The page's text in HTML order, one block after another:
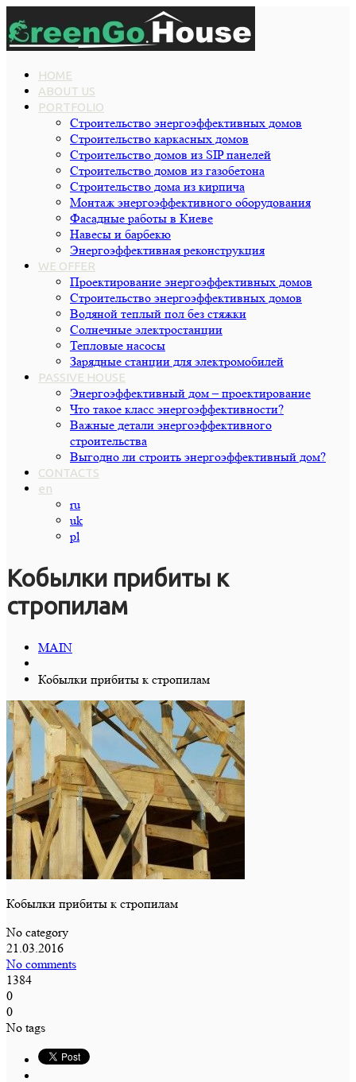
HOME
ABOUT US
PORTFOLIO
Строительство энергоэффективных домов
Строительство каркасных домов
Строительство домов из SIP панелей
Строительство домов из газобетона
Строительство дома из кирпича
Монтаж энергоэффективного оборудования
Фасадные работы в Киеве
Навесы и барбекю
Энергоэффективная реконструкция
WE OFFER
Проектирование энергоэффективных домов
Строительство энергоэффективных домов
Водяной теплый пол без стяжки
Cолнечные электростанции
Тепловые насосы
Зарядные станции для электромобилей
PASSIVE HOUSE
Энергоэффективный дом – проектирование
Что такое класс энергоэффективности?
Важные детали энергоэффективного
строительства
Выгодно ли строить энергоэффективный дом?
CONTACTS
en
ru
uk
pl
Кобылки прибиты к
стропилам
MAIN
Кобылки прибиты к стропилам
Кобылки прибиты к стропилам
No category
21.03.2016
No comments
1384
0
0
No tags